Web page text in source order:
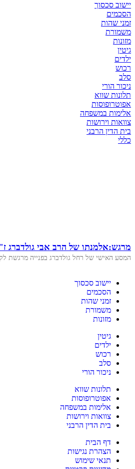
יישוב סכסוך
הסכמים
זמני שהות
משמורת
מזונות
גיטין
ילדים
רכוש
סלב
ניכור הורי
תלונות שווא
אפוטרופוסות
אלימות במשפחה
צוואות וירושות
בית הדין הרבני
כללי
מרגש:אלמנתו של הרב אבי גולדברג
המסע האישי של רחל גולדברג בפנייה מרגשת
יישוב סכסוך
הסכמים
זמני שהות
משמורת
מזונות
גיטין
ילדים
רכוש
סלב
ניכור הורי
תלונות שווא
אפוטרופוסות
אלימות במשפחה
צוואות וירושות
בית הדין הרבני
דף הבית
הצהרת נגישות
תנאי שימוש